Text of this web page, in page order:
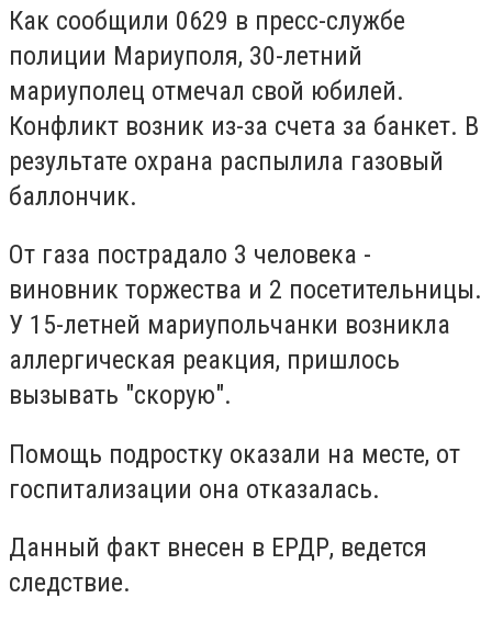
Как сообщили 0629 в пресс-службе
полиции Мариуполя, 30-летний
мариуполец отмечал свой юбилей.
Конфликт возник из-за счета за банкет. В
результате охрана распылила газовый
баллончик.
От газа пострадало 3 человека -
виновник торжества и 2 посетительницы.
У 15-летней мариупольчанки возникла
аллергическая реакция, пришлось
вызывать "скорую".
Помощь подростку оказали на месте, от
госпитализации она отказалась.
Данный факт внесен в ЕРДР, ведется
следствие.